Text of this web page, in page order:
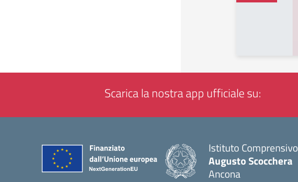
Scarica la nostra app ufficiale su:
Istituto Comprensivo
Augusto Scocchera
Ancona